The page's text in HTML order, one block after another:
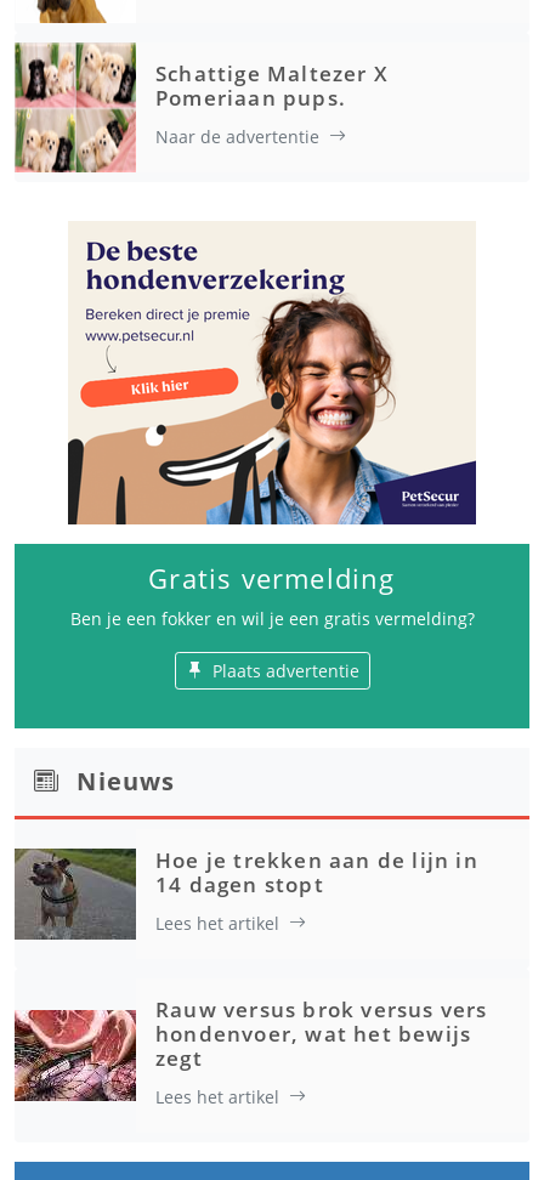
Schattige Maltezer X
Pomeriaan pups.
Naar de advertentie
Gratis vermelding
Ben je een fokker en wil je een gratis vermelding?
Plaats advertentie
Nieuws
Hoe je trekken aan de lijn in
14 dagen stopt
Lees het artikel
Rauw versus brok versus vers
hondenvoer, wat het bewijs
zegt
Lees het artikel